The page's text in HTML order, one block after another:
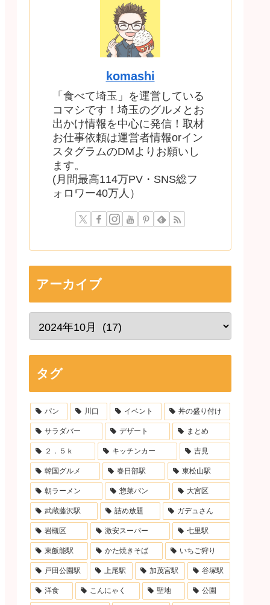
komashi
「食べて埼玉」を運営している
コマシです！埼玉のグルメとお
出かけ情報を中心に発信！取材
お仕事依頼は運営者情報orイン
スタグラムのDMよりお願いし
ます。
(月間最高114万PV・SNS総フ
ォロワー40万人）
アーカイブ
タグ
パン 川口 イベント 丼の盛り付け
サラダバー デザート まとめ
２．５ｋ キッチンカー 吉見
韓国グルメ 春日部駅 東松山駅
朝ラーメン 惣菜パン 大宮区
武蔵藤沢駅 詰め放題 ガデュさん
岩槻区 激安スーパー 七里駅
東飯能駅 かた焼きそば いちご狩り
戸田公園駅 上尾駅 加茂宮駅 谷塚駅
洋食 こんにゃく 聖地 公園